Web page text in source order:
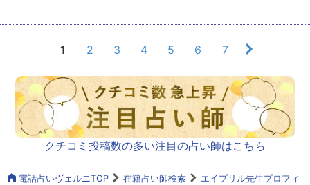
1 2 3 4 5 6 7
クチコミ投稿数の多い注目の占い師はこちら
電話占いヴェルニTOP 在籍占い師検索
エイプリル先生プロフィ